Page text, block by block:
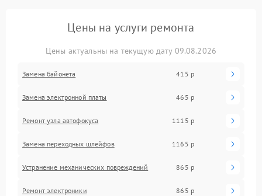
Цены на услуги ремонта
Цены актуальны на текущую дату 09.08.2026
Замена байонета 415 р
Замена электронной платы 465 р
Ремонт узла автофокуса 1115 р
Замена переходных шлейфов 1165 р
Устранение механических повреждений 865 р
Ремонт электроники 865 р